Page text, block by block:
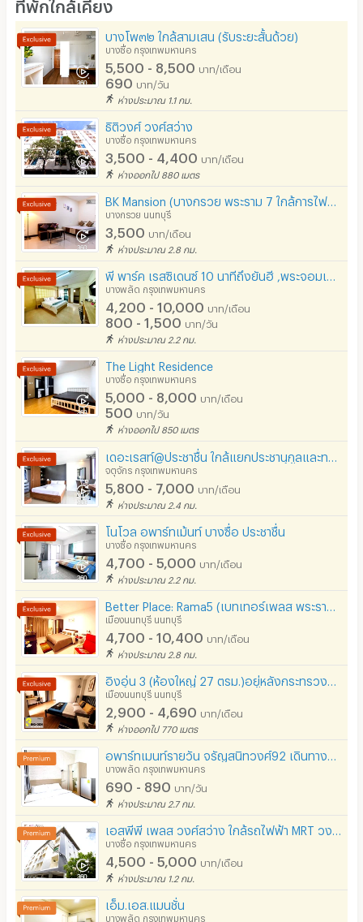
โต๊ะ - เก้าอี้ทำงาน
เตาปรุงอาหาร
อนุญาตให้เลี้ยงสัตว์
อนุญาตให้สูบบุหรี่ในห้องพัก
โทรศัพท์สายตรง
ที่จอดรถ
ที่จอดรถมอเตอร์ไซด์/จักรยาน
ลิฟต์
โรงยิม / ฟิตเนส
อินเทอร์เน็ตไร้สาย (WIFI) ในห้อง
มีระบบรักษาความปลอดภัย (keycard)
มีระบบรักษาความปลอดภัย (สแกนลายนิ้วมือ)
รปภ.
ร้านขายอาหาร
ร้านค้า สะดวกซื้อ
ร้านซัก-รีด / มีบริการเครื่องซักผ้า
สถานี charge รถไฟฟ้า
ที่พักใกล้เคียง
บางโพ๓๒ ใกล้สามเสน (รับระยะสั้นด้วย)
บางซื่อ กรุงเทพมหานคร
5,500 - 8,500 บาท/เดือน
690 บาท/วัน
ห่างประมาณ 1.1 กม.
ธิติวงศ์ วงศ์สว่าง
บางซื่อ กรุงเทพมหานคร
3,500 - 4,400 บาท/เดือน
ห่างออกไป 880 เมตร
บางกรวย นนทบุรี
3,500 บาท/เดือน
ห่างประมาณ 2.8 กม.
บางพลัด กรุงเทพมหานคร
4,200 - 10,000 บาท/เดือน
800 - 1,500 บาท/วัน
ห่างประมาณ 2.2 กม.
The Light Residence
บางซื่อ กรุงเทพมหานคร
5,000 - 8,000 บาท/เดือน
500 บาท/วัน
ห่างออกไป 850 เมตร
จตุจักร กรุงเทพมหานคร
5,800 - 7,000 บาท/เดือน
ห่างประมาณ 2.4 กม.
โนโวล อพาร์ทเม้นท์ บางซื่อ ประชาชื่น
บางซื่อ กรุงเทพมหานคร
4,700 - 5,000 บาท/เดือน
ห่างประมาณ 2.2 กม.
เมืองนนทบุรี นนทบุรี
4,700 - 10,400 บาท/เดือน
ห่างประมาณ 2.8 กม.
เมืองนนทบุรี นนทบุรี
2,900 - 4,690 บาท/เดือน
ห่างออกไป 770 เมตร
บางพลัด กรุงเทพมหานคร
690 - 890 บาท/วัน
ห่างประมาณ 2.7 กม.
บางซื่อ กรุงเทพมหานคร
4,500 - 5,000 บาท/เดือน
ห่างประมาณ 1.2 กม.
เอ็ม.เอส.แมนชั่น
บางพลัด กรุงเทพมหานคร